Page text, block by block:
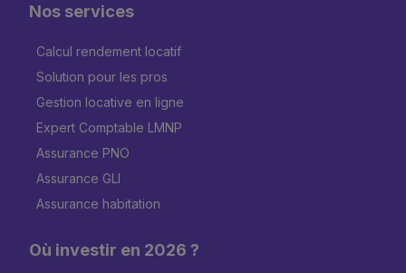
Nos services
Calcul rendement locatif
Solution pour les pros
Gestion locative en ligne
Expert Comptable LMNP
Assurance PNO
Assurance GLI
Assurance habitation
Où investir en 2026 ?